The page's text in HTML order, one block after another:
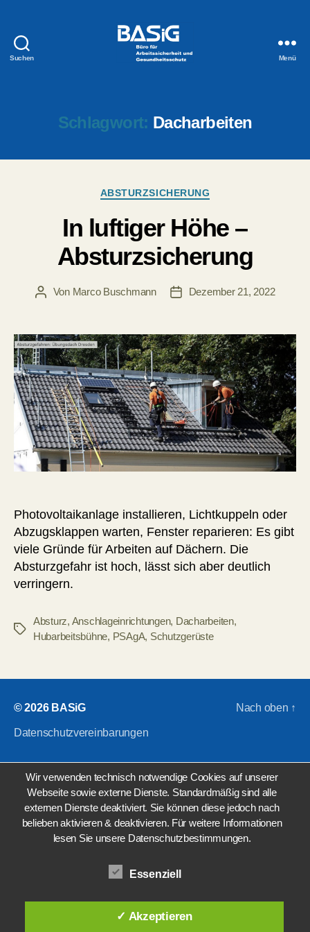
Suchen Menü
Schlagwort: Dacharbeiten
Kategorien
ABSTURZSICHERUNG
In luftiger Höhe –
Absturzsicherung
Beitragsautor
Von Marco Buschmann Veröffentlichungsdatum
Dezember 21, 2022
Photovoltaikanlage installieren, Lichtkuppeln oder
Abzugsklappen warten, Fenster reparieren: Es gibt
viele Gründe für Arbeiten auf Dächern. Die
Absturzgefahr ist hoch, lässt sich aber deutlich
verringern.
Schlagwörter
Absturz, Anschlageinrichtungen, Dacharbeiten,
Hubarbeitsbühne, PSAgA, Schutzgerüste
© 2026 BASiG
Datenschutzvereinbarungen
Nach oben ↑
Wir verwenden technisch notwendige Cookies auf unserer
Webseite sowie externe Dienste. Standardmäßig sind alle
externen Dienste deaktiviert. Sie können diese jedoch nach
belieben aktivieren & deaktivieren. Für weitere Informationen
lesen Sie unsere Datenschutzbestimmungen.
Essenziell
✓ Akzeptieren